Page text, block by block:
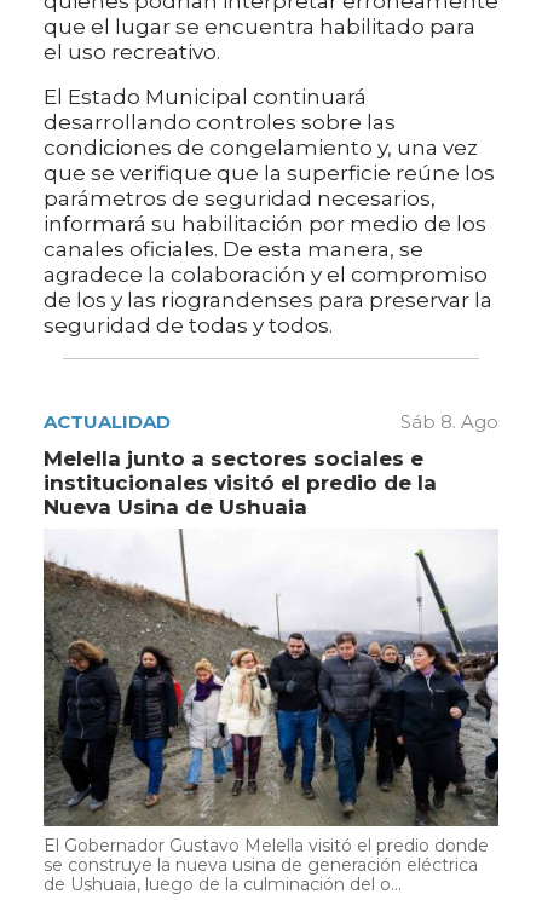
que el lugar se encuentra habilitado para
el uso recreativo.
El Estado Municipal continuará
desarrollando controles sobre las
condiciones de congelamiento y, una vez
que se verifique que la superficie reúne los
parámetros de seguridad necesarios,
informará su habilitación por medio de los
canales oficiales. De esta manera, se
agradece la colaboración y el compromiso
de los y las riograndenses para preservar la
seguridad de todas y todos.
ACTUALIDAD Sáb 8. Ago
Melella junto a sectores sociales e
institucionales visitó el predio de la
Nueva Usina de Ushuaia
El Gobernador Gustavo Melella visitó el predio donde
se construye la nueva usina de generación eléctrica
de Ushuaia, luego de la culminación del o...